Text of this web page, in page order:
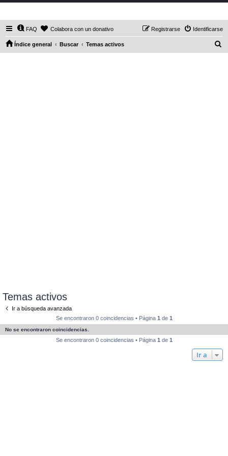
FAQ Colabora con un donativo Identificarse
Registrarse
Índice general Buscar Temas activos
Temas activos
Ir a búsqueda avanzada
Se encontraron 0 coincidencias • Página 1 de 1
No se encontraron coincidencias.
Se encontraron 0 coincidencias • Página 1 de 1
Ir a